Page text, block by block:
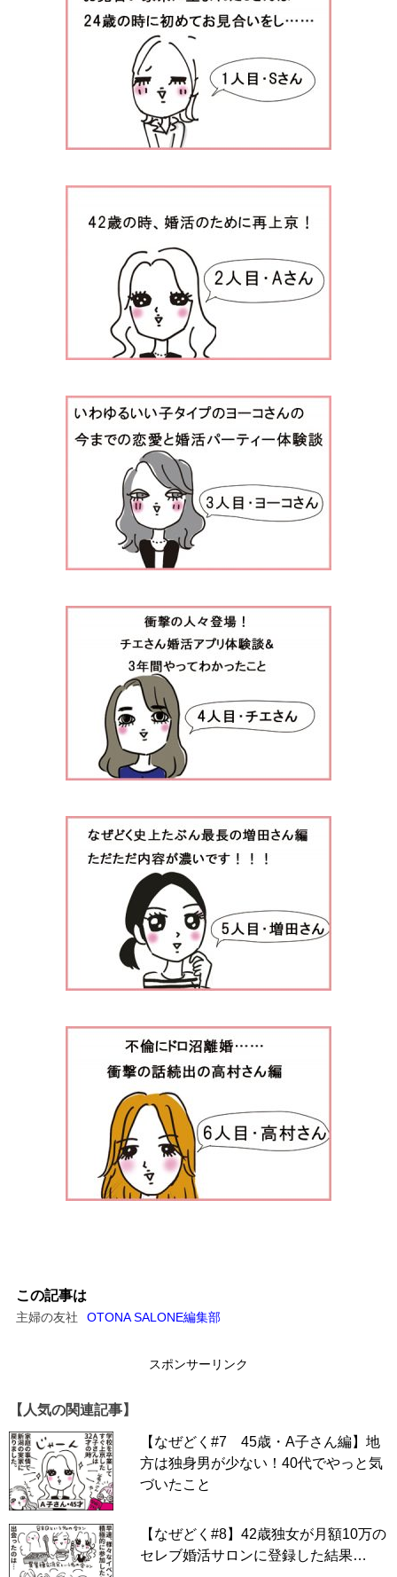
この記事は
主婦の友社 OTONA SALONE編集部
スポンサーリンク
【人気の関連記事】
【なぜどく#7 45歳・A子さん編】地
方は独身男が少ない！40代でやっと気
づいたこと
【なぜどく#8】42歳独女が月額10万の
セレブ婚活サロンに登録した結果…